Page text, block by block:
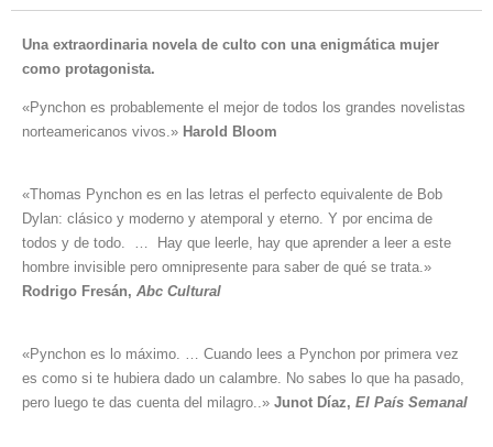
Una extraordinaria novela de culto con una enigmática mujer
como protagonista.
«Pynchon es probablemente el mejor de todos los grandes novelistas
norteamericanos vivos.» Harold Bloom
«Thomas Pynchon es en las letras el perfecto equivalente de Bob
Dylan: clásico y moderno y atemporal y eterno. Y por encima de
todos y de todo. … Hay que leerle, hay que aprender a leer a este
hombre invisible pero omnipresente para saber de qué se trata.»
Rodrigo Fresán, Abc Cultural
«Pynchon es lo máximo. … Cuando lees a Pynchon por primera vez
es como si te hubiera dado un calambre. No sabes lo que ha pasado,
pero luego te das cuenta del milagro..» Junot Díaz, El País Semanal